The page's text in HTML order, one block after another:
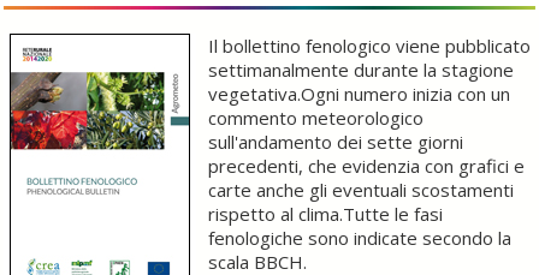
Il bollettino fenologico viene pubblicato
settimanalmente durante la stagione
vegetativa.Ogni numero inizia con un
commento meteorologico
sull'andamento dei sette giorni
precedenti, che evidenzia con grafici e
carte anche gli eventuali scostamenti
rispetto al clima.Tutte le fasi
fenologiche sono indicate secondo la
scala BBCH.